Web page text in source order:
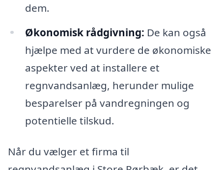
dem.
Økonomisk rådgivning: De kan også
hjælpe med at vurdere de økonomiske
aspekter ved at installere et
regnvandsanlæg, herunder mulige
besparelser på vandregningen og
potentielle tilskud.
Når du vælger et firma til